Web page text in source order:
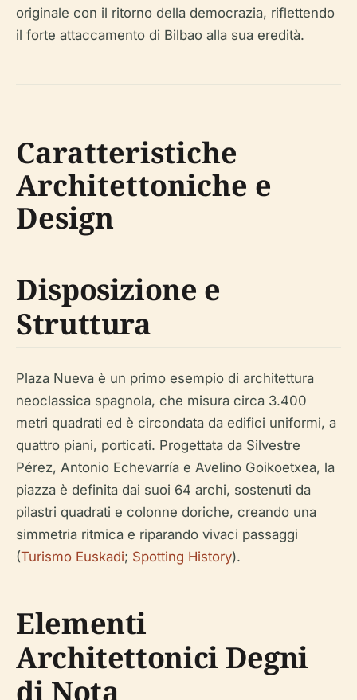
originale con il ritorno della democrazia, riflettendo
il forte attaccamento di Bilbao alla sua eredità.
Caratteristiche
Architettoniche e
Design
Disposizione e
Struttura
Plaza Nueva è un primo esempio di architettura
neoclassica spagnola, che misura circa 3.400
metri quadrati ed è circondata da edifici uniformi, a
quattro piani, porticati. Progettata da Silvestre
Pérez, Antonio Echevarría e Avelino Goikoetxea, la
piazza è definita dai suoi 64 archi, sostenuti da
pilastri quadrati e colonne doriche, creando una
simmetria ritmica e riparando vivaci passaggi
(Turismo Euskadi; Spotting History).
Elementi
Architettonici Degni
di Nota